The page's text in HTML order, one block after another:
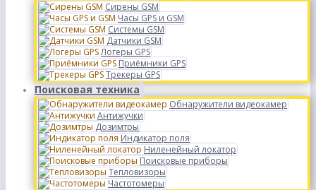
Сирены GSM
Часы GPS и GSM
Системы GSM
Датчики GSM
Логеры GPS
Приёмники GPS
Трекеры GPS
Поисковая техника
Обнаружители видеокамер
Антижучки
Дозимтры
Индикатор поля
Ниленейный локатор
Поисковые приборы
Тепловизоры
Частотомеры